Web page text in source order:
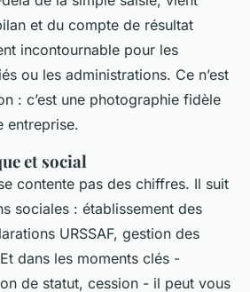
et du compte de résultat
incontournable pour les
ou les administrations. Ce n’est
: c’est une photographie fidèle
entreprise.
et social
contente pas des chiffres. Il suit
sociales : établissement des
URSSAF, gestion des
dans les moments clés -
de statut, cession - il peut vous